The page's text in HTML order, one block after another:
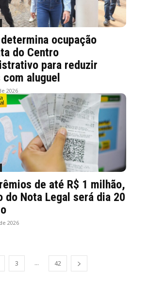
ocupação
do Centro
para reduzir
aluguel
2026
de até R$ 1 milhão,
do Nota Legal será dia 20
2026
3 ... 42